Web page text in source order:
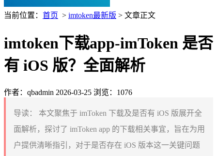
当前位置： 首页 > imtoken最新版 > 文章正文
imtoken下载app-imToken 是否
有 iOS 版？全面解析
作者：qbadmin 2026-03-25 浏览：1076
导读：
本文聚焦于 imToken 下载及是否有 iOS 版展开全
面解析，探讨了 imToken app 的下载相关事宜，旨在为用
户提供清晰指引，对于是否存在 iOS 版本这一关键问题